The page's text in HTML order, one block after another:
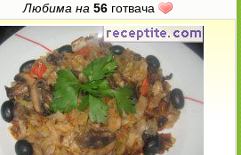
Любима на 56 готвача